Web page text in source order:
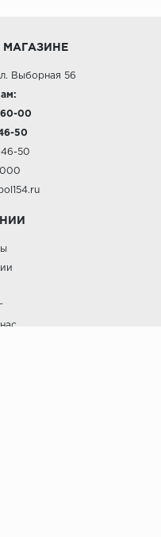
Выборная 56
60-00
50
50